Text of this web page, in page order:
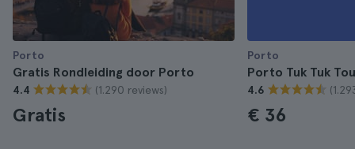
Porto
Gratis Rondleiding door Porto
4.4 (1.290 reviews)
Gratis
Porto
Porto Tuk Tuk
4.6
€ 36